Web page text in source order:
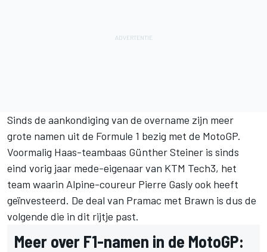
Sinds de aankondiging van de overname zijn meer
grote namen uit de Formule 1 bezig met de MotoGP.
Voormalig Haas-teambaas Günther Steiner is sinds
eind vorig jaar mede-eigenaar van KTM Tech3, het
team waarin Alpine-coureur Pierre Gasly ook heeft
geïnvesteerd. De deal van Pramac met Brawn is dus de
volgende die in dit rijtje past.
Meer over F1-namen in de MotoGP: